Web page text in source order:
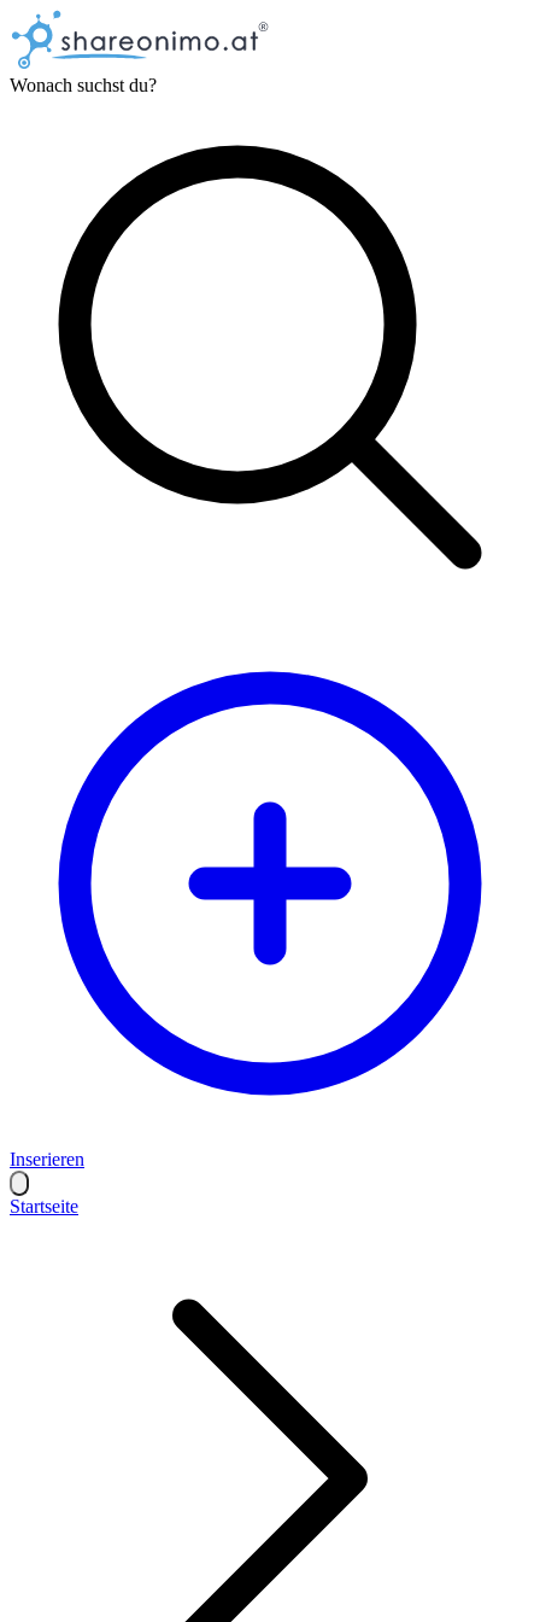
Wonach suchst du?
Inserieren
Startseite